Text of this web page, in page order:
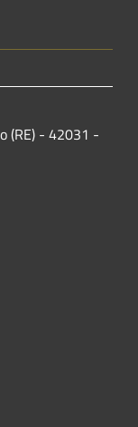
(RE) - 42031 -